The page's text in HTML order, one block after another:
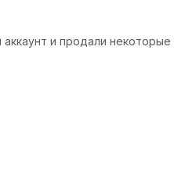
и продали